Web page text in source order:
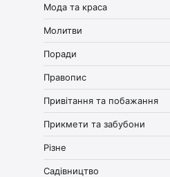
Мода та краса
Молитви
Поради
Правопис
Привітання та побажання
Прикмети та забубони
Різне
Садівництво